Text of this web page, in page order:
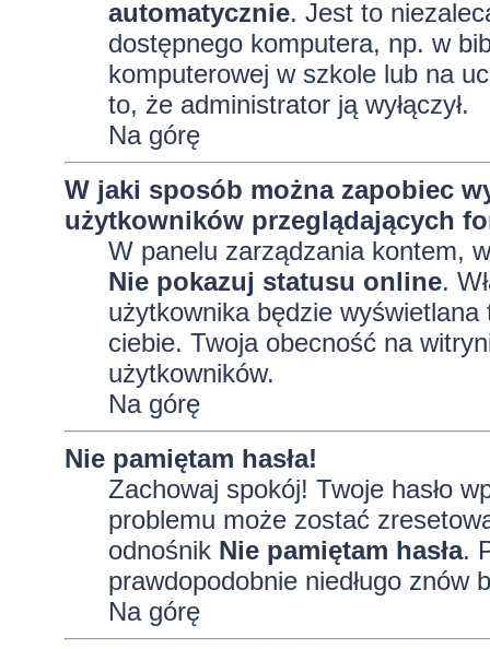
automatycznie. Jest to
dostępnego komputera, np. w
komputerowej w szkole lub na
to, że administrator ją wyłączył.
Na górę
W jaki sposób można zapobiec
użytkowników przeglądających
W panelu zarządzania kontem,
Nie pokazuj statusu online.
użytkownika będzie
ciebie. Twoja obecność na
użytkowników.
Na górę
Nie pamiętam hasła!
Zachowaj spokój! Twoje hasło
problemu może zostać
odnośnik Nie pamiętam hasła.
prawdopodobnie niedługo znów
Na górę